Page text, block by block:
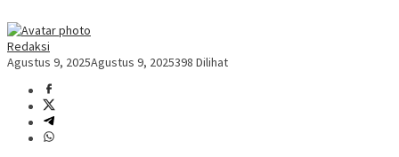
Redaksi
Agustus 9, 2025Agustus 9, 2025398 Dilihat